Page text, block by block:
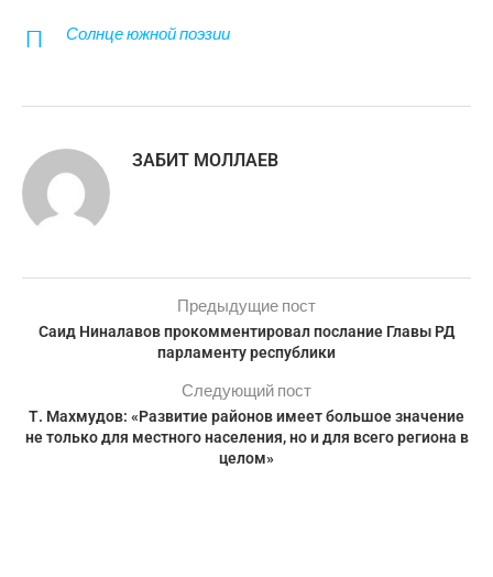
Солнце южной поэзии
ЗАБИТ МОЛЛАЕВ
Предыдущие пост
Саид Ниналавов прокомментировал послание Главы РД
парламенту республики
Следующий пост
Т. Махмудов: «Развитие районов имеет большое значение
не только для местного населения, но и для всего региона в
целом»